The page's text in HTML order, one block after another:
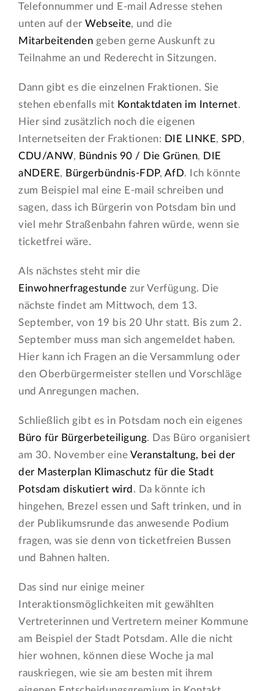
Telefonnummer und E-mail Adresse stehen
unten auf derWebseite, und die
Mitarbeitenden geben gerne Auskunft zu
Teilnahme an und Rederecht in Sitzungen.
Dann gibt es die einzelnen Fraktionen. Sie
stehen ebenfalls mit Kontaktdaten im Internet.
Hier sind zusätzlich noch die eigenen
Internetseiten der Fraktionen: DIE LINKE,SPD,
CDU/ANW, Bündnis 90 / Die Grünen, DIE
aNDERE, Bürgerbündnis-FDP, AfD. Ich könnte
zum Beispiel mal eine E-mail schreiben und
sagen, dass ich Bürgerin von Potsdam bin und
viel mehr Straßenbahn fahren würde, wenn sie
ticketfrei wäre.
Als nächstes steht mir die
Einwohnerfragestunde zur Verfügung. Die
nächste findet am Mittwoch, dem 13.
September, von 19 bis 20 Uhr statt. Bis zum 2.
September muss man sich angemeldet haben.
Hier kann ich Fragen an die Versammlung oder
den Oberbürgermeister stellen und Vorschläge
und Anregungen machen.
Schließlich gibt es in Potsdam noch ein eigenes
Büro für Bürgerbeteiligung. Das Büro organisiert
am 30. November eine Veranstaltung, bei der
der Masterplan Klimaschutz für die Stadt
Potsdam diskutiert wird . Da könnte ich
hingehen, Brezel essen und Saft trinken, und in
der Publikumsrunde das anwesende Podium
fragen, was sie denn von ticketfreien Bussen
und Bahnen halten.
Das sind nur einige meiner
Interaktionsmöglichkeiten mit gewählten
Vertreterinnen und Vertretern meiner Kommune
am Beispiel der Stadt Potsdam. Alle die nicht
hier wohnen, können diese Woche ja mal
rauskriegen, wie sie am besten mit ihrem